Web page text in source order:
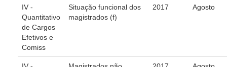
Calendário das Correições
Calendário de Suspensão
Calendário da Justiça Itinerante
Certidões
IV -
Quantitativo
de Cargos
Efetivos e
Comiss
Situação funcional dos
magistrados (f)
2017 Agosto